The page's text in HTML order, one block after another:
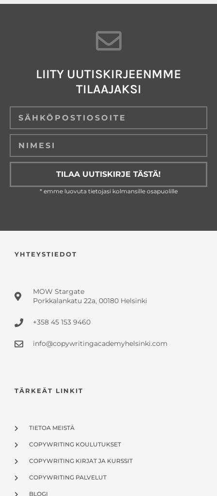
LIITY UUTISKIRJEENMME
TILAAJAKSI
TILAA UUTISKIRJE TÄSTÄ!
* emme luovuta tietojasi kolmansille osapuolille
TÄRKEÄT LINKIT
TIETOA MEISTÄ
COPYWRITING KOULUTUKSET
COPYWRITING KIRJAT JA KURSSIT
COPYWRITING PALVELUT
BLOGI
YHTEYSTIEDOT
MOW Stargate
Porkkalankatu 22a, 00180 Helsinki
+358 45 153 9460
info@copywritingacademyhelsinki.com